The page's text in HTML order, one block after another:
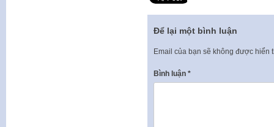
Để lại một bình luận
Email của bạn sẽ không được hiển
Bình luận *